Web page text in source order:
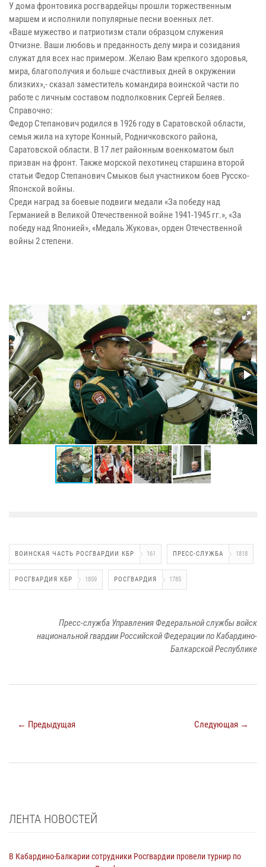
У дома фронтовика росгвардейцы прошли торжественным
маршем и исполнили популярные песни военных лет.
«Ваше мужество и патриотизм стали образцом служения
Отчизне. Ваши любовь и преданность делу мира и созидания
служат для всех нас примером. Желаю Вам крепкого здоровья,
мира, благополучия и больше счастливых дней в окружении
близких»,- сказал заместитель командира воинской части по
работе с личным составом подполковник Сергей Беляев.
Справочно:
Федор Степанович родился в 1926 году в Саратовской области,
семья жила на хуторе Конный, Родничковского района,
Саратовской области. В 17 лет районным военкоматом был
призван на фронт. Также морской пехотинец старшина второй
статьи Федор Степанович Смыков был участником боев Русско-
Японской войны.
Среди наград за боевые подвиги медали «За победу над
Германией в Великой Отечественной войне 1941-1945 гг.», «За
победу над Японией», «Медаль Жукова», орден Отечественной
войны 2 степени.
ВОИНСКАЯ ЧАСТЬ РОСГВАРДИИ КБР 161 ПРЕСС-СЛУЖБА 1818
РОСГВАРДИЯ КБР 1859 РОСГВАРДИЯ 1785
Пресс-служба Управления Федеральной службы войск
национальной гвардии Российской Федерации по Кабардино-
Балкарской Республике
← Предыдущая Следующая →
ЛЕНТА НОВОСТЕЙ
В Кабардино-Балкарии сотрудники Росгвардии провели турнир по